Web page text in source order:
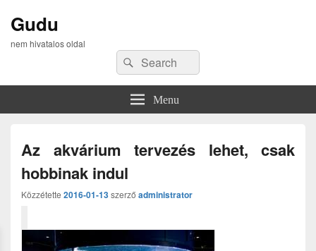
Gudu
nem hivatalos oldal
Search
for:
Search
Menu
Az akvárium tervezés lehet, csak
hobbinak indul
Közzétette 2016-01-13szerző administrator